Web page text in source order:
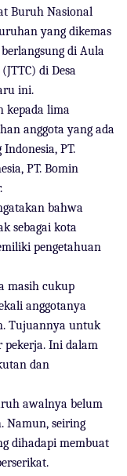
Buruh Nasional
yang dikemas
di Aula
di Desa
ini.
kepada lima
anggota yang ada
PT.
PT. Bomin
bahwa
sebagai kota
pengetahuan
masih cukup
anggotanya
Tujuannya untuk
pekerja. Ini dalam
dan
awalnya belum
Namun, seiring
dihadapi membuat